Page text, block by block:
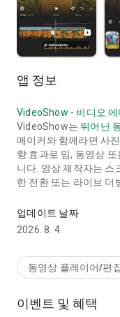
앱 정보
VideoShow - 비디오
VideoShow는 뛰어난
메이커와 함께라면 사
향 효과로 밈, 동영상
니다. 영상 제작자는 스
한 전환 또는 라이브 더
는 동영상을 만들어 보세
사절/크리스마스 이브/
VideoShow가 온라인
- 영화감독과 초보자
- 오디오 추출기: 동영
업데이트 날짜
2026. 8. 4.
동영상 플레이어/편
이벤트 및 혜택